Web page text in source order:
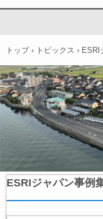
トップ › トピックス › ESRI
ESRIジャパン事例